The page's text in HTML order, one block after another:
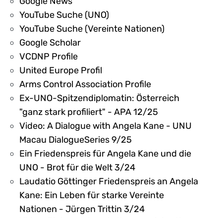
YouTube Suche (UNO)
YouTube Suche (Vereinte Nationen)
Google Scholar
VCDNP Profile
United Europe Profil
Arms Control Association Profile
Ex-UNO-Spitzendiplomatin: Österreich
"ganz stark profiliert" - APA 12/25
Video: A Dialogue with Angela Kane - UNU
Macau DialogueSeries 9/25
Ein Friedenspreis für Angela Kane und die
UNO - Brot für die Welt 3/24
Laudatio Göttinger Friedenspreis an Angela
Kane: Ein Leben für starke Vereinte
Nationen - Jürgen Trittin 3/24